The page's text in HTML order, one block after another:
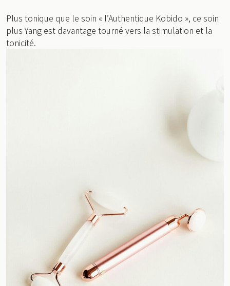
Plus tonique que le soin « l’Authentique Kobido », ce soin
plus Yang est davantage tourné vers la stimulation et la
tonicité.